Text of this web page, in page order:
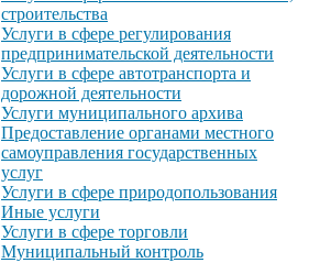
строительства
Услуги в сфере регулирования
предпринимательской деятельности
Услуги в сфере автотранспорта и
дорожной деятельности
Услуги муниципального архива
Предоставление органами местного
самоуправления государственных
услуг
Услуги в сфере природопользования
Иные услуги
Услуги в сфере торговли
Муниципальный контроль